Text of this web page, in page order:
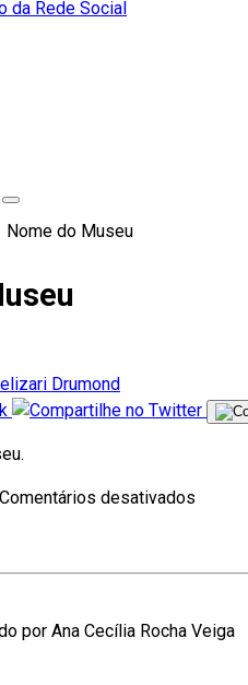
da Rede Social
Nome do Museu
Drumond
Comentários desativados
Museu
por Ana Cecília Rocha Veiga